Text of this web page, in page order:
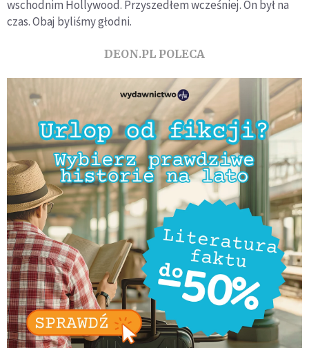
wschodnim Hollywood. Przyszedłem wcześniej. On był na
czas. Obaj byliśmy głodni.
DEON.PL POLECA